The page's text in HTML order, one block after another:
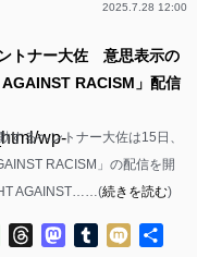
2025.7.28 12:00
wp-
ントナー大佐 意思表示の
RACISM」配信
するヘントナー大佐は15日、
RACISM」の配信を開
AGAINST……(続きを読む)
Line ThreadsMastodon
Tumblr
Mixi